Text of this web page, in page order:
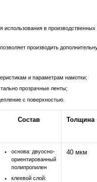
использования в производственных
производить
и параметрам намотки;
прозрачные ленты;
с поверхностью.
Состав Толщина
основа: двуосно-
ориентированный
полипропилен
клеевой слой:
40 мкм